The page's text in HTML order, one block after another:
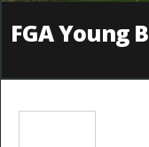
FGA Young